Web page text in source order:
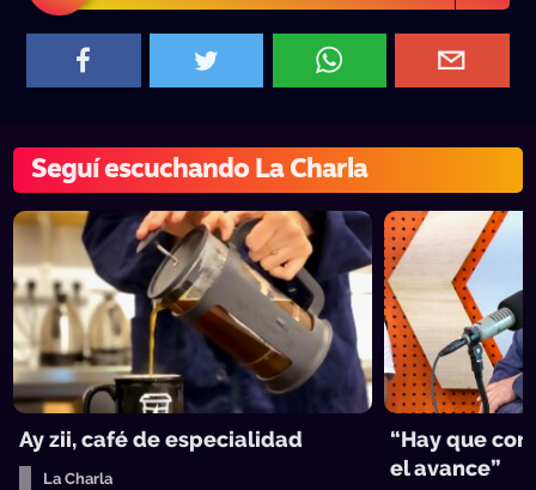
Seguí escuchando La Charla
Ay zii, café de especialidad
La Charla
“Hay que
el avance”